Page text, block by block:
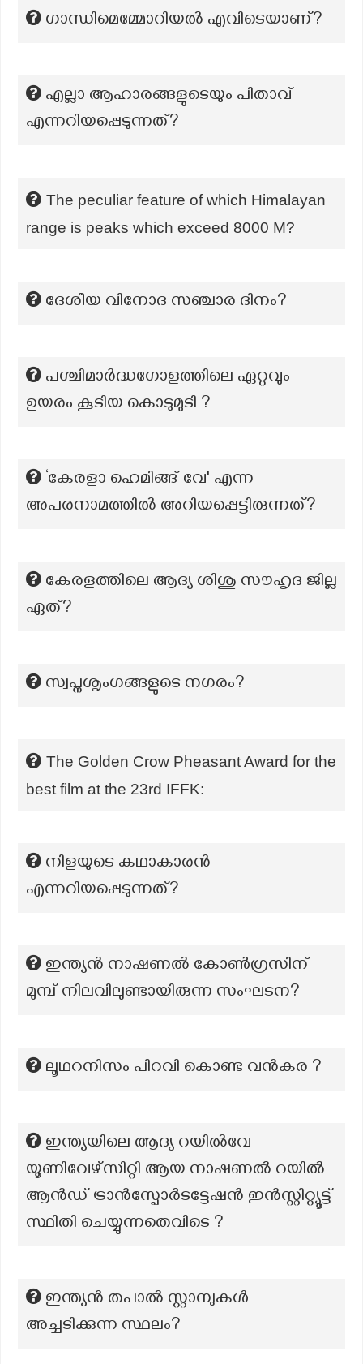
ഗാന്ധിമെമ്മോറിയൽ എവിടെയാണ്?
എല്ലാ ആഹാരങ്ങളുടെയും പിതാവ്
എന്നറിയപ്പെടുന്നത്?
The peculiar feature of which Himalayan
range is peaks which exceed 8000 M?
ദേശീയ വിനോദ സഞ്ചാര ദിനം?
പശ്ചിമാർദ്ധഗോളത്തിലെ ഏറ്റവും
ഉയരം കൂടിയ കൊടുമുടി ?
‘കേരളാ ഹെമിങ്ങ് വേ' എന്ന
അപരനാമത്തില്‍ അറിയപ്പെട്ടിരുന്നത്?
കേരളത്തിലെ ആദ്യ ശിശു സൗഹൃദ ജില്ല
ഏത്?
സ്വപ്നശൃംഗങ്ങളുടെ നഗരം?
The Golden Crow Pheasant Award for the
best film at the 23rd IFFK:
നിളയുടെ കഥാകാരൻ
എന്നറിയപ്പെടുന്നത്?
ഇന്ത്യൻ നാഷണൽ കോൺഗ്രസിന്
മുമ്പ് നിലവിലുണ്ടായിരുന്ന സംഘടന?
ലൂഥറനിസം പിറവി കൊണ്ട വൻകര ?
ഇന്ത്യയിലെ ആദ്യ റയിൽവേ
യൂണിവേഴ്സിറ്റി ആയ നാഷണൽ റയിൽ
ആൻഡ് ട്രാൻസ്പോർടട്ടേഷൻ ഇൻസ്റ്റിറ്റ്യൂട്ട്
സ്ഥിതി ചെയ്യുന്നതെവിടെ ?
ഇന്ത്യൻ തപാൽ സ്റ്റാമ്പുകൾ
അച്ചടിക്കുന്ന സ്ഥലം?